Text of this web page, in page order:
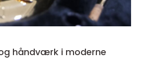
håndværk i moderne